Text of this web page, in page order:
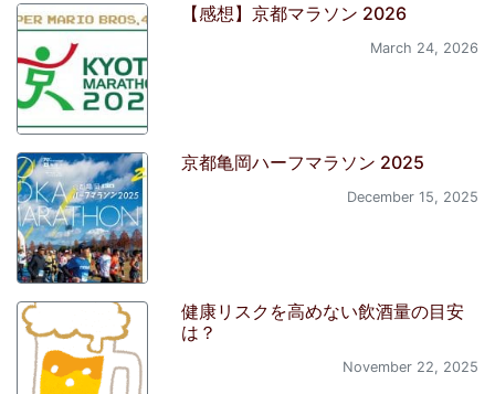
【感想】京都マラソン 2026
March 24, 2026
京都亀岡ハーフマラソン 2025
December 15, 2025
健康リスクを高めない飲酒量の目安
は？
November 22, 2025